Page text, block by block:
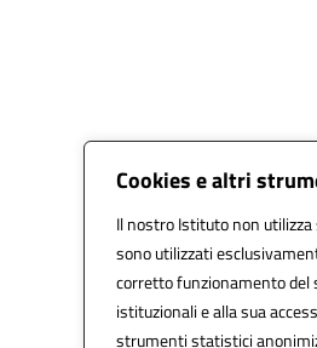
Cookies e altri
Il nostro Istituto non
sono utilizzati
corretto funzionamento del
istituzionali e alla sua
strumenti statistici